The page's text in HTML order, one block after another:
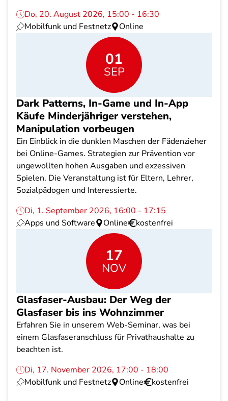
Do, 20. August 2026, 15:00 - 16:30
Mobilfunk und Festnetz
Online
01
SEP
Dark Patterns, In-Game und In-App
Käufe Minderjähriger verstehen,
Manipulation vorbeugen
Ein Einblick in die dunklen Maschen der Fädenzieher
bei Online-Games. Strategien zur Prävention vor
ungewollten hohen Ausgaben und exzessiven
Spielen. Die Veranstaltung ist für Eltern, Lehrer,
Sozialpädogen und Interessierte.
Di, 1. September 2026, 16:00 - 17:15
Apps und Software
Online kostenfrei
17
NOV
Glasfaser-Ausbau: Der Weg der
Glasfaser bis ins Wohnzimmer
Erfahren Sie in unserem Web-Seminar, was bei
einem Glasfaseranschluss für Privathaushalte zu
beachten ist.
Di, 17. November 2026, 17:00 - 18:00
Mobilfunk und Festnetz
Online kostenfrei